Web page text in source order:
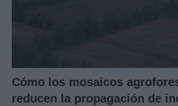
Cómo los mosaicos
reducen la propagación de